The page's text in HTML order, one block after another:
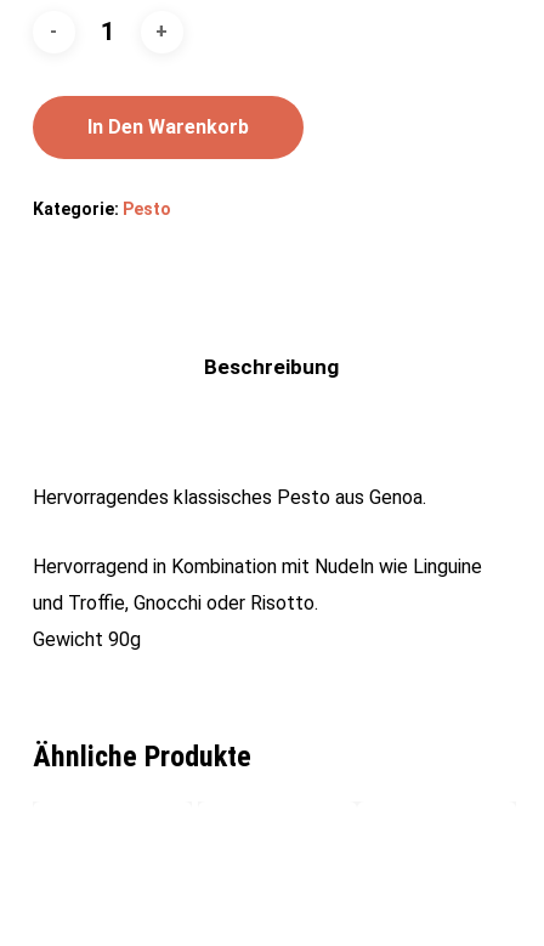
In Den Warenkorb
Kategorie: Pesto
Beschreibung
Hervorragendes klassisches Pesto aus Genoa.
Hervorragend in Kombination mit Nudeln wie Linguine
und Troffie, Gnocchi oder Risotto.
Gewicht 90g
Ähnliche Produkte